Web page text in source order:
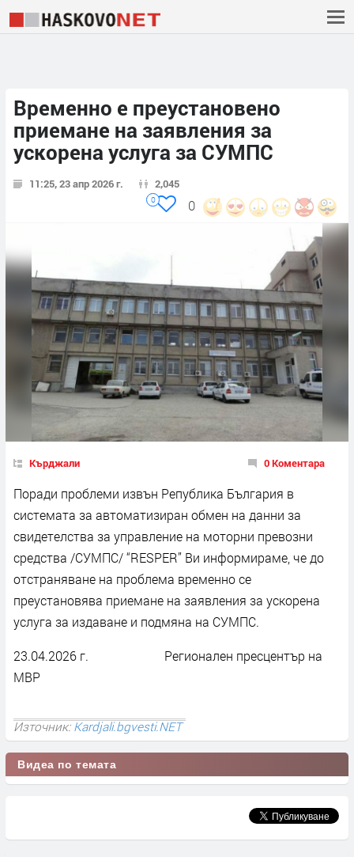
Временно е преустановено
приемане на заявления за
ускорена услуга за СУМПС
11:25, 23 апр 2026 г. 2,045
0
0
Кърджали 0 Коментара
Поради проблеми извън Република България в
системата за автоматизиран обмен на данни за
свидетелства за управление на моторни превозни
средства /СУМПС/ “RESPER” Ви информираме, че до
отстраняване на проблема временно се
преустановява приемане на заявления за ускорена
услуга за издаване и подмяна на СУМПС.
23.04.2026 г. Регионален пресцентър на
МВР
Източник:Kardjali.bgvesti.NET
Видеа по темата